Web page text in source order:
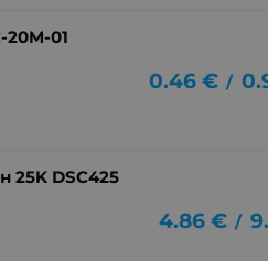
20M-01
0.46 € /
25K DSC425
4.86 € /